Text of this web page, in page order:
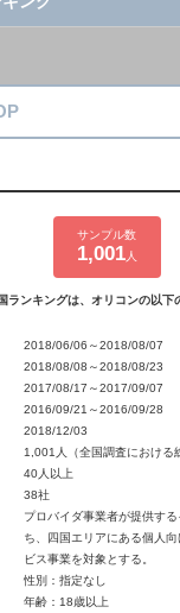
サンプル数
1,001人
ランキングは、オリコンの以下
2018/06/06～2018/08/07
2018/08/08～2018/08/23
2017/08/17～2017/09/07
2016/09/21～2016/09/28
2018/12/03
1,001人（全国調査における
40人以上
38社
プロバイダ事業者が提供す
ち、四国エリアにある個人
ビス事業を対象とする。
性別：指定なし
年齢：18歳以上